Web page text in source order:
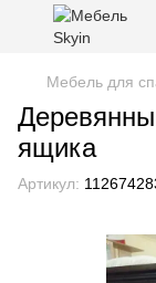
Мебель для
ящика
Артикул: